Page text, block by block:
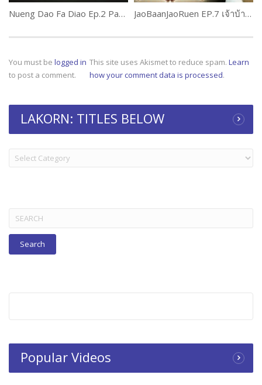
Nueng Dao Fa Diao Ep.2 Part 1 JaoBaanJaoRuen EP.7 เจ้าบ้านเจ้าเรือน
You must be logged in
to post a comment.
This site uses Akismet to reduce spam. Learn
how your comment data is processed.
LAKORN: TITLES BELOW
LAKORN:
TITLES
Search
for:
Popular Videos